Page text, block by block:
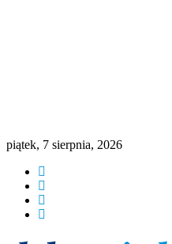
piątek, 7 sierpnia, 2026